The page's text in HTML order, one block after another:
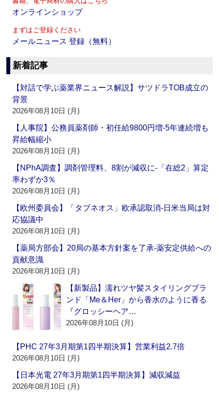
オンラインショップ
まずはご登録ください
メールニュース 登録（無料）
新着記事
【対話で学ぶ薬業界ニュース解説】サツドラTOB成立の
背景
2026年08月10日 (月)
【人事院】公務員薬剤師・初任給9800円増‐5年連続増も
昇給幅縮小
2026年08月10日 (月)
【NPhA調査】調剤管理料、8割が減収に‐「在総2」算定
率わずか3％
2026年08月10日 (月)
【欧州委員会】「タブネオス」欧承認取消‐日米当局は対
応協議中
2026年08月10日 (月)
【薬局方部会】20局の基本方針案を了承‐薬安定供給への
貢献意識
2026年08月10日 (月)
【新製品】濡れツヤ髪スタイリングブラ
ンド「Me＆Her」から香水のように香る
『グロッシーヘア…
2026年08月10日 (月)
【PHC 27年3月期第1四半期決算】営業利益2.7倍
2026年08月10日 (月)
【日本光電 27年3月期第1四半期決算】減収減益
2026年08月10日 (月)